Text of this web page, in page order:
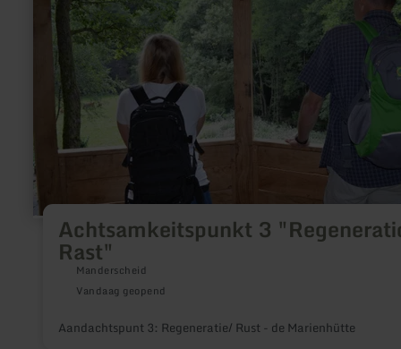
Achtsamkeitspunkt 3
Rast"
Manderscheid
Vandaag geopend
Aandachtspunt 3: Regeneratie/ Rust - de Marienhütte
"Regeneration/
Rast"